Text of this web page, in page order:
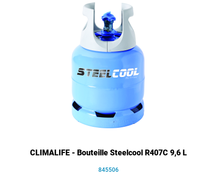
CLIMALIFE - Bouteille Steelcool R407C 9,6 L
845506